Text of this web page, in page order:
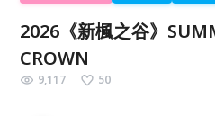
2026《新楓之谷》
CROWN
9,117 50